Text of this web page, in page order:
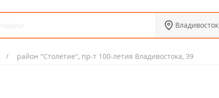
Владивосток
район "Столетие", пр-т 100-летия Владивостока, 39